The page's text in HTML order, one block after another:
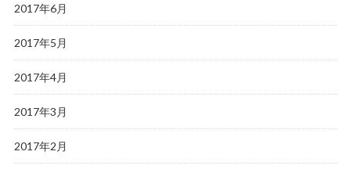
2017年6月
2017年5月
2017年4月
2017年3月
2017年2月